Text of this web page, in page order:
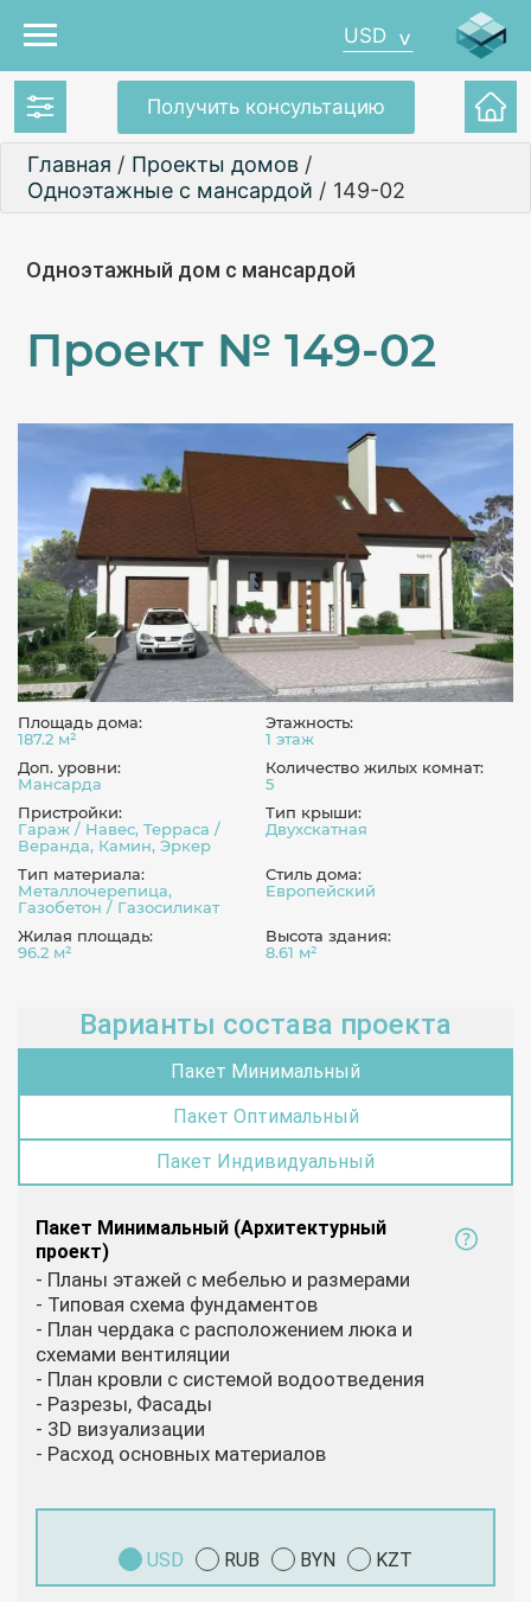
Получить консультацию
USD
Главная / Проекты домов /
Одноэтажные с мансардой / 149-02
Одноэтажный дом с мансардой
Проект № 149-02
Площадь дома:
187.2 м²
Этажность:
1 этаж
Доп. уровни:
Мансарда
Количество жилых комнат:
5
Пристройки:
Гараж / Навес, Терраса /
Веранда, Камин, Эркер
Тип крыши:
Двухскатная
Тип материала:
Металлочерепица,
Газобетон / Газосиликат
Стиль дома:
Европейский
Жилая площадь:
96.2 м²
Высота здания:
8.61 м²
Варианты состава проекта
Пакет Минимальный
Пакет Оптимальный
Пакет Индивидуальный
Пакет Минимальный (Архитектурный
проект)
- Планы этажей с мебелью и размерами
- Типовая схема фундаментов
- План чердака с расположением люка и
схемами вентиляции
- План кровли с системой водоотведения
- Разрезы, Фасады
- 3D визуализации
- Расход основных материалов
USD RUB BYN KZT